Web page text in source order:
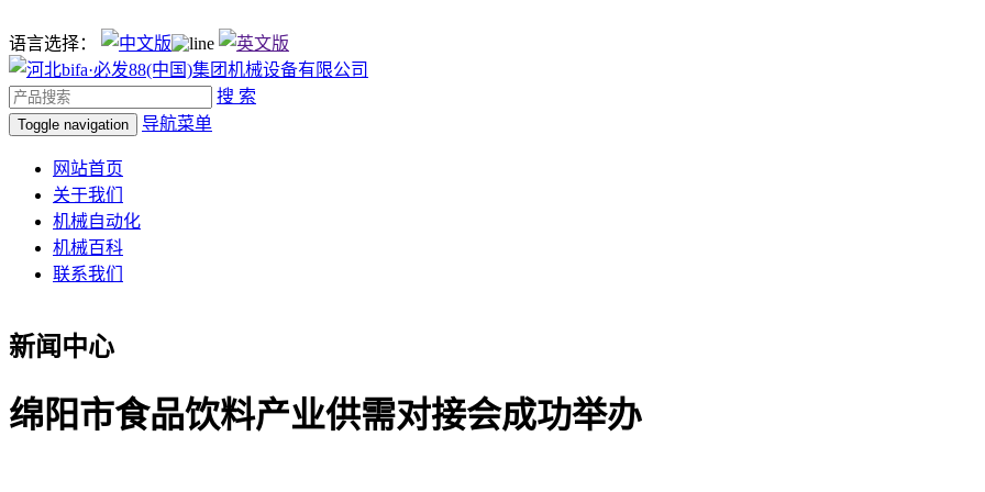
语言选择：
搜 索
Toggle navigation 导航菜单
网站首页
关于我们
机械自动化
机械百科
联系我们
新闻中心
绵阳市食品饮料产业供需对接会成功举办